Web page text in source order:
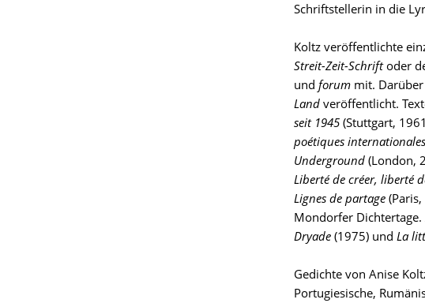
Schriftstellerin in die
Koltz veröffentlichte
Streit-Zeit-Schriftoder
und forum mit.
Land veröffentlicht.
seit 1945 (Stuttgart,
poétiques
Underground (London,
Liberté de créer, liberté
Lignes de partage
Mondorfer
Dryade (1975) und La
Gedichte von Anise
Portugiesische,